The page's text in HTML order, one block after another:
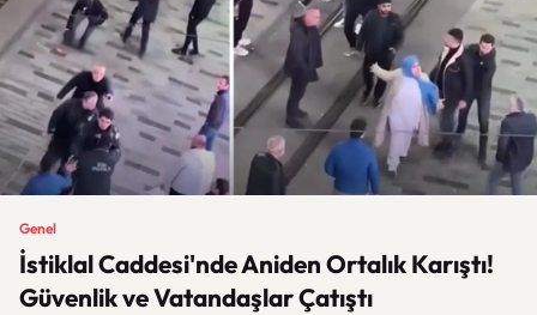
Genel
İstiklal Caddesi'nde Aniden Ortalık Karıştı!
Güvenlik ve Vatandaşlar Çatıştı